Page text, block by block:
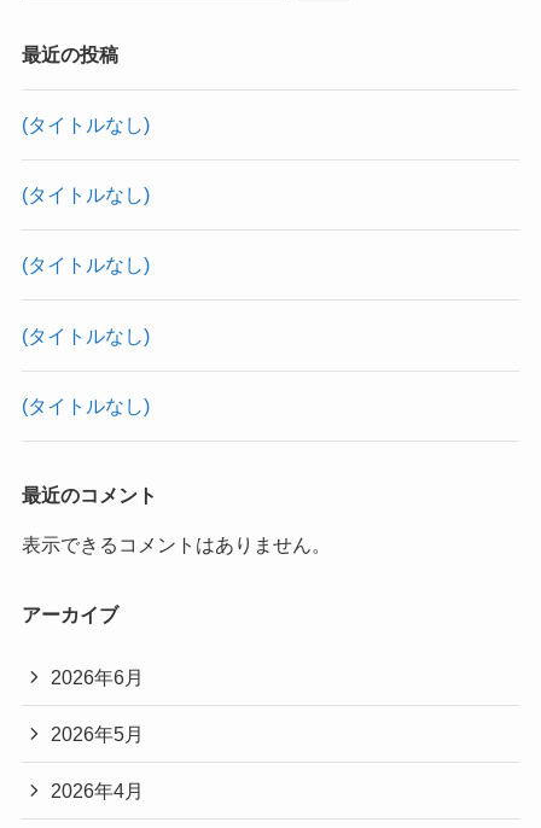
最近の投稿
(タイトルなし)
(タイトルなし)
(タイトルなし)
(タイトルなし)
(タイトルなし)
最近のコメント
表示できるコメントはありません。
アーカイブ
2026年6月
2026年5月
2026年4月